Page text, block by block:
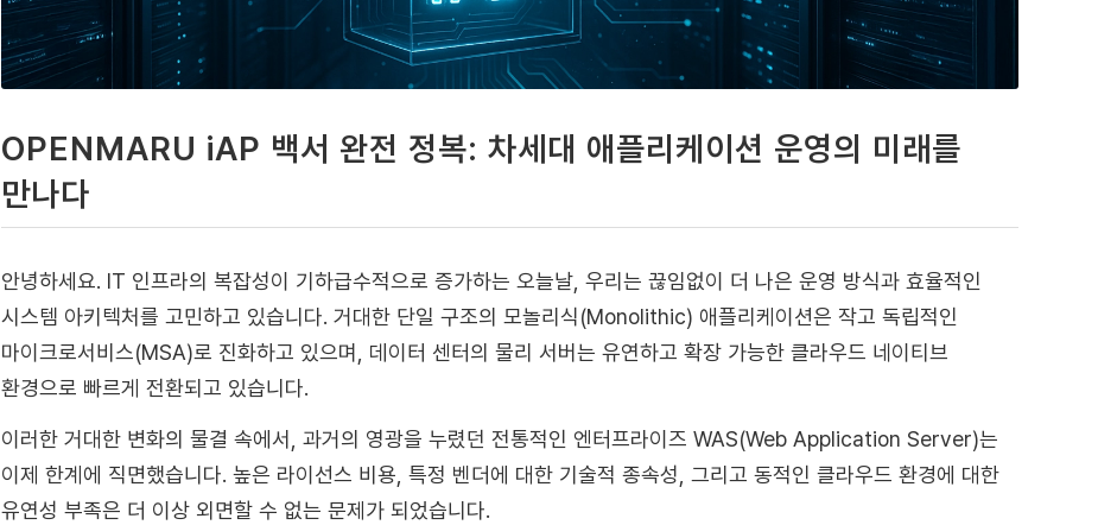
OPENMARU iAP 백서 완전 정복: 차세대 애플리케이션 운영의 미래를
만나다
안녕하세요. IT 인프라의 복잡성이 기하급수적으로 증가하는 오늘날, 우리는 끊임없이 더 나은 운영 방식과 효율적인
시스템 아키텍처를 고민하고 있습니다. 거대한 단일 구조의 모놀리식(Monolithic) 애플리케이션은 작고 독립적인
마이크로서비스(MSA)로 진화하고 있으며, 데이터 센터의 물리 서버는 유연하고 확장 가능한 클라우드 네이티브
환경으로 빠르게 전환되고 있습니다.
이러한 거대한 변화의 물결 속에서, 과거의 영광을 누렸던 전통적인 엔터프라이즈 WAS(Web Application Server)는
이제 한계에 직면했습니다. 높은 라이선스 비용, 특정 벤더에 대한 기술적 종속성, 그리고 동적인 클라우드 환경에 대한
유연성 부족은 더 이상 외면할 수 없는 문제가 되었습니다.